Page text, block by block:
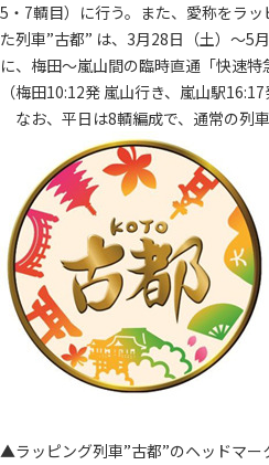
5・7輌目）に行う。また、愛称をラ
た列車”古都” は、3月28日（土）～5
に、梅田～嵐山間の臨時直通「快速
（梅田10:12発 嵐山行き、嵐山駅16:17
なお、平日は8輌編成で、通常の列車
▲ラッピング列車”古都”のヘッドマー